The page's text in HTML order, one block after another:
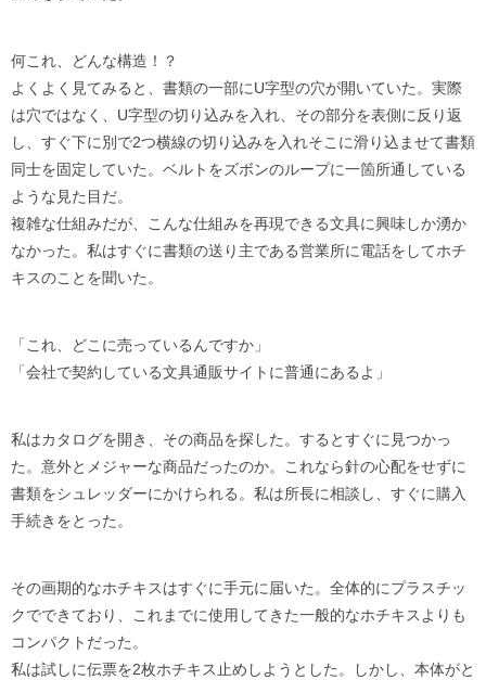
何これ、どんな構造！？
よくよく見てみると、書類の一部にU字型の穴が開いていた。実際
は穴ではなく、U字型の切り込みを入れ、その部分を表側に反り返
し、すぐ下に別で2つ横線の切り込みを入れそこに滑り込ませて書類
同士を固定していた。ベルトをズボンのループに一箇所通している
ような見た目だ。
複雑な仕組みだが、こんな仕組みを再現できる文具に興味しか湧か
なかった。私はすぐに書類の送り主である営業所に電話をしてホチ
キスのことを聞いた。
「これ、どこに売っているんですか」
「会社で契約している文具通販サイトに普通にあるよ」
私はカタログを開き、その商品を探した。するとすぐに見つかっ
た。意外とメジャーな商品だったのか。これなら針の心配をせずに
書類をシュレッダーにかけられる。私は所長に相談し、すぐに購入
手続きをとった。
その画期的なホチキスはすぐに手元に届いた。全体的にプラスチッ
クでできており、これまでに使用してきた一般的なホチキスよりも
コンパクトだった。
私は試しに伝票を2枚ホチキス止めしようとした。しかし、本体がと